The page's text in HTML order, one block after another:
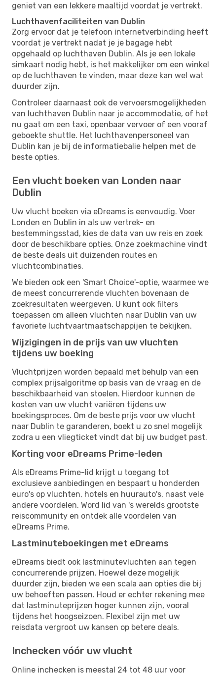
geniet van een lekkere maaltijd voordat je vertrekt.
Luchthavenfaciliteiten van Dublin
Zorg ervoor dat je telefoon internetverbinding heeft
voordat je vertrekt nadat je je bagage hebt
opgehaald op luchthaven Dublin. Als je een lokale
simkaart nodig hebt, is het makkelijker om een ​​winkel
op de luchthaven te vinden, maar deze kan wel wat
duurder zijn.
Controleer daarnaast ook de vervoersmogelijkheden
van luchthaven Dublin naar je accommodatie, of het
nu gaat om een ​​taxi, openbaar vervoer of een vooraf
geboekte shuttle. Het luchthavenpersoneel van
Dublin kan je bij de informatiebalie helpen met de
beste opties.
Een vlucht boeken van Londen naar
Dublin
Uw vlucht boeken via eDreams is eenvoudig. Voer
Londen en Dublin in als uw vertrek- en
bestemmingsstad, kies de data van uw reis en zoek
door de beschikbare opties. Onze zoekmachine vindt
de beste deals uit duizenden routes en
vluchtcombinaties.
We bieden ook een 'Smart Choice'-optie, waarmee we
de meest concurrerende vluchten bovenaan de
zoekresultaten weergeven. U kunt ook filters
toepassen om alleen vluchten naar Dublin van uw
favoriete luchtvaartmaatschappijen te bekijken.
Wijzigingen in de prijs van uw vluchten
tijdens uw boeking
Vluchtprijzen worden bepaald met behulp van een
complex prijsalgoritme op basis van de vraag en de
beschikbaarheid van stoelen. Hierdoor kunnen de
kosten van uw vlucht variëren tijdens uw
boekingsproces. Om de beste prijs voor uw vlucht
naar Dublin te garanderen, boekt u zo snel mogelijk
zodra u een vliegticket vindt dat bij uw budget past.
Korting voor eDreams Prime-leden
Als eDreams Prime-lid krijgt u toegang tot
exclusieve aanbiedingen en bespaart u honderden
euro's op vluchten, hotels en huurauto's, naast vele
andere voordelen. Word lid van 's werelds grootste
reiscommunity en ontdek alle voordelen van
eDreams Prime.
Lastminuteboekingen met eDreams
eDreams biedt ook lastminutevluchten aan tegen
concurrerende prijzen. Hoewel deze mogelijk
duurder zijn, bieden we een scala aan opties die bij
uw behoeften passen. Houd er echter rekening mee
dat lastminuteprijzen hoger kunnen zijn, vooral
tijdens het hoogseizoen. Flexibel zijn met uw
reisdata vergroot uw kansen op betere deals.
Inchecken vóór uw vlucht
Online inchecken is meestal 24 tot 48 uur voor